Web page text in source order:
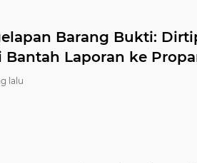
Barang Bukti:
Bantah Laporan ke
lalu